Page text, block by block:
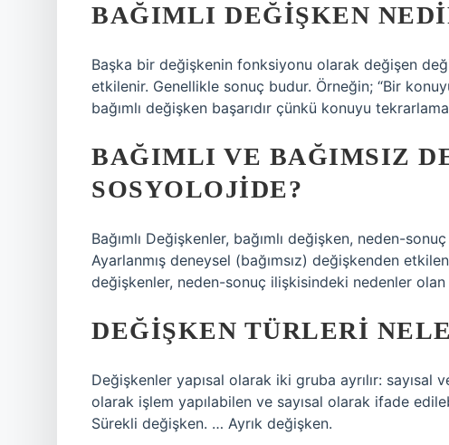
BAĞIMLI DEĞIŞKEN
Başka bir değişkenin fonksiyonu olarak değişen
etkilenir. Genellikle sonuç budur. Örneğin; “Bir
bağımlı değişken başarıdır çünkü konuyu
BAĞIMLI VE BAĞIMSIZ
SOSYOLOJIDE?
Bağımlı Değişkenler, bağımlı değişken, neden-
Ayarlanmış deneysel (bağımsız) değişkenden
değişkenler, neden-sonuç ilişkisindeki nedenler
DEĞIŞKEN TÜRLERI
Değişkenler yapısal olarak iki gruba ayrılır:
olarak işlem yapılabilen ve sayısal olarak ifade
Sürekli değişken. … Ayrık değişken.